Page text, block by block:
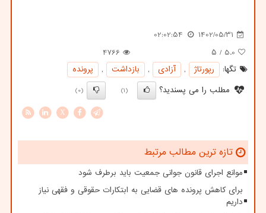
1402/05/31
02:02:54
5.0 / ۵
4766
تگها:
رپورتاژ , آزادی , بازداشت ,
پرونده
مطلب را می پسندید؟
(1)
(0)
X
تازه ترین مطالب مرتبط
موانع اجرای قانون جوانی جمعیت باید برطرف شود
برای کاهش پرونده های قضایی به ابتکارات حقوقی و فقهی نیاز
داریم